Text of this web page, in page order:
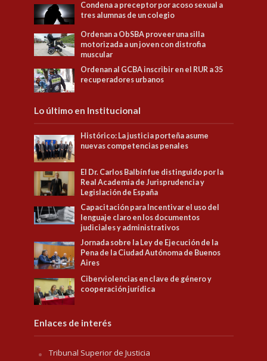
Condena a preceptor por acoso sexual a
tres alumnas de un colegio
Ordenan a ObSBA proveer una silla
motorizada a un joven con distrofia
muscular
Ordenan al GCBA inscribir en el RUR a 35
recuperadores urbanos
Lo último en Institucional
Histórico: La justicia porteña asume
nuevas competencias penales
El Dr. Carlos Balbín fue distinguido por la
Real Academia de Jurisprudencia y
Legislación de España
Capacitación para Incentivar el uso del
lenguaje claro en los documentos
judiciales y administrativos
Jornada sobre la Ley de Ejecución de la
Pena de la Ciudad Autónoma de Buenos
Aires
Ciberviolencias en clave de género y
cooperación jurídica
Enlaces de interés
Tribunal Superior de Justicia